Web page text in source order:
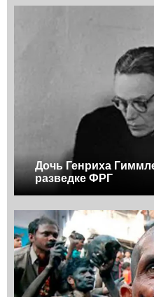
Дочь Генриха
разведке ФРГ